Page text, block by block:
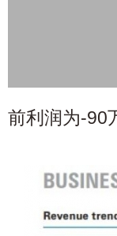
前利润为-90